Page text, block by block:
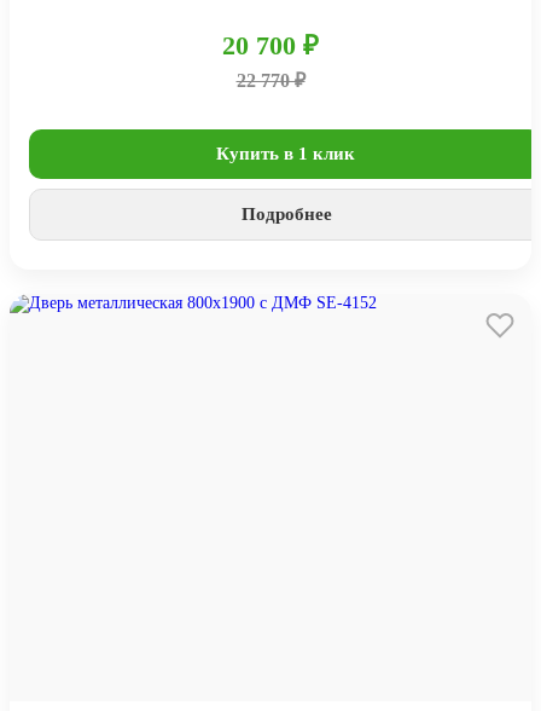
20 700 ₽
22 770 ₽
Купить в 1 клик
Подробнее